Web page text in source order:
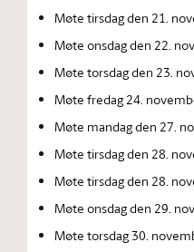
Møte tirsdag den 21.
Møte onsdag den 22.
Møte torsdag den 23.
Møte fredag 24.
Møte mandag den 27.
Møte tirsdag den 28.
Møte tirsdag den 28.
Møte onsdag den 29.
Møte torsdag 30.